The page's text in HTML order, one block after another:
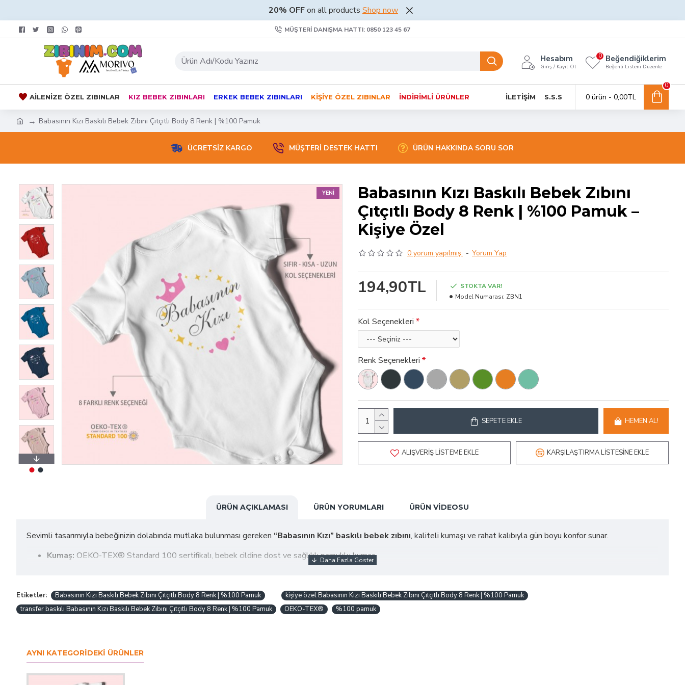
20% OFFon all products Shop now
MÜŞTERI DANIŞMA HATTI: 0850 123 45 67
Hesabım
Giriş / Kayıt Ol
Beğendiğiklerim
Beğenli Listeni Düzenle
0
AILENIZE ÖZEL ZIBINLAR KIZ BEBEK ZIBINLARI ERKEK BEBEK ZIBINLARI KIŞIYE ÖZEL ZIBINLAR İNDIRIMLI ÜRÜNLER İLETIŞIM S.S.S 0 ürün - 0,00TL
0
Babasının Kızı Baskılı Bebek Zıbını Çıtçıtlı Body 8 Renk | %100 Pamuk
ÜCRETSİZ KARGO MÜŞTERİ DESTEK HATTI ÜRÜN HAKKINDA SORU SOR
YENI
Babasının Kızı Baskılı Bebek Zıbını
Çıtçıtlı Body 8 Renk | %100 Pamuk –
Kişiye Özel
0 yorum yapılmış. - Yorum Yap
194,90TL
STOKTA VAR!
Model Numarası: ZBN1
Kol Seçenekleri
Renk Seçenekleri
SEPETE EKLE HEMEN AL!
ALIŞVERIŞ LISTEME EKLE KARŞILAŞTIRMA LISTESINE EKLE
ÜRÜN AÇIKLAMASI ÜRÜN YORUMLARI ÜRÜN VIDEOSU
Sevimli tasarımıyla bebeğinizin dolabında mutlaka bulunması gereken “Babasının Kızı” baskılı bebek zıbını, kaliteli kumaşı ve rahat kalıbıyla gün boyu konfor sunar.
Kumaş: OEKO-TEX® Standard 100 sertifikalı, bebek cildine dost ve sağlıklı pamuklu kumaş
Renk Seçenekleri:8 farklı renk seçeneğiyle kişiselleştirme imkânı
Kullanım Alanı:Günlük kullanımda, fotoğraf çekimlerinde ve özel anlarda şık bir tercih
Hediye alternatifi olarak da mükemmel bir seçimdir.
Etiketler: Babasının Kızı Baskılı Bebek Zıbını Çıtçıtlı Body 8 Renk | %100 Pamuk
kişiye özel Babasının Kızı Baskılı Bebek Zıbını Çıtçıtlı Body 8 Renk | %100 Pamuk
transfer baskılı Babasının Kızı Baskılı Bebek Zıbını Çıtçıtlı Body 8 Renk | %100 Pamuk
OEKO-TEX® %100 pamuk
AYNI KATEGORIDEKI ÜRÜNLER